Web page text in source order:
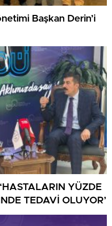
Başkan Derin’i
YÜZDE
TEDAVİ OLUYOR’